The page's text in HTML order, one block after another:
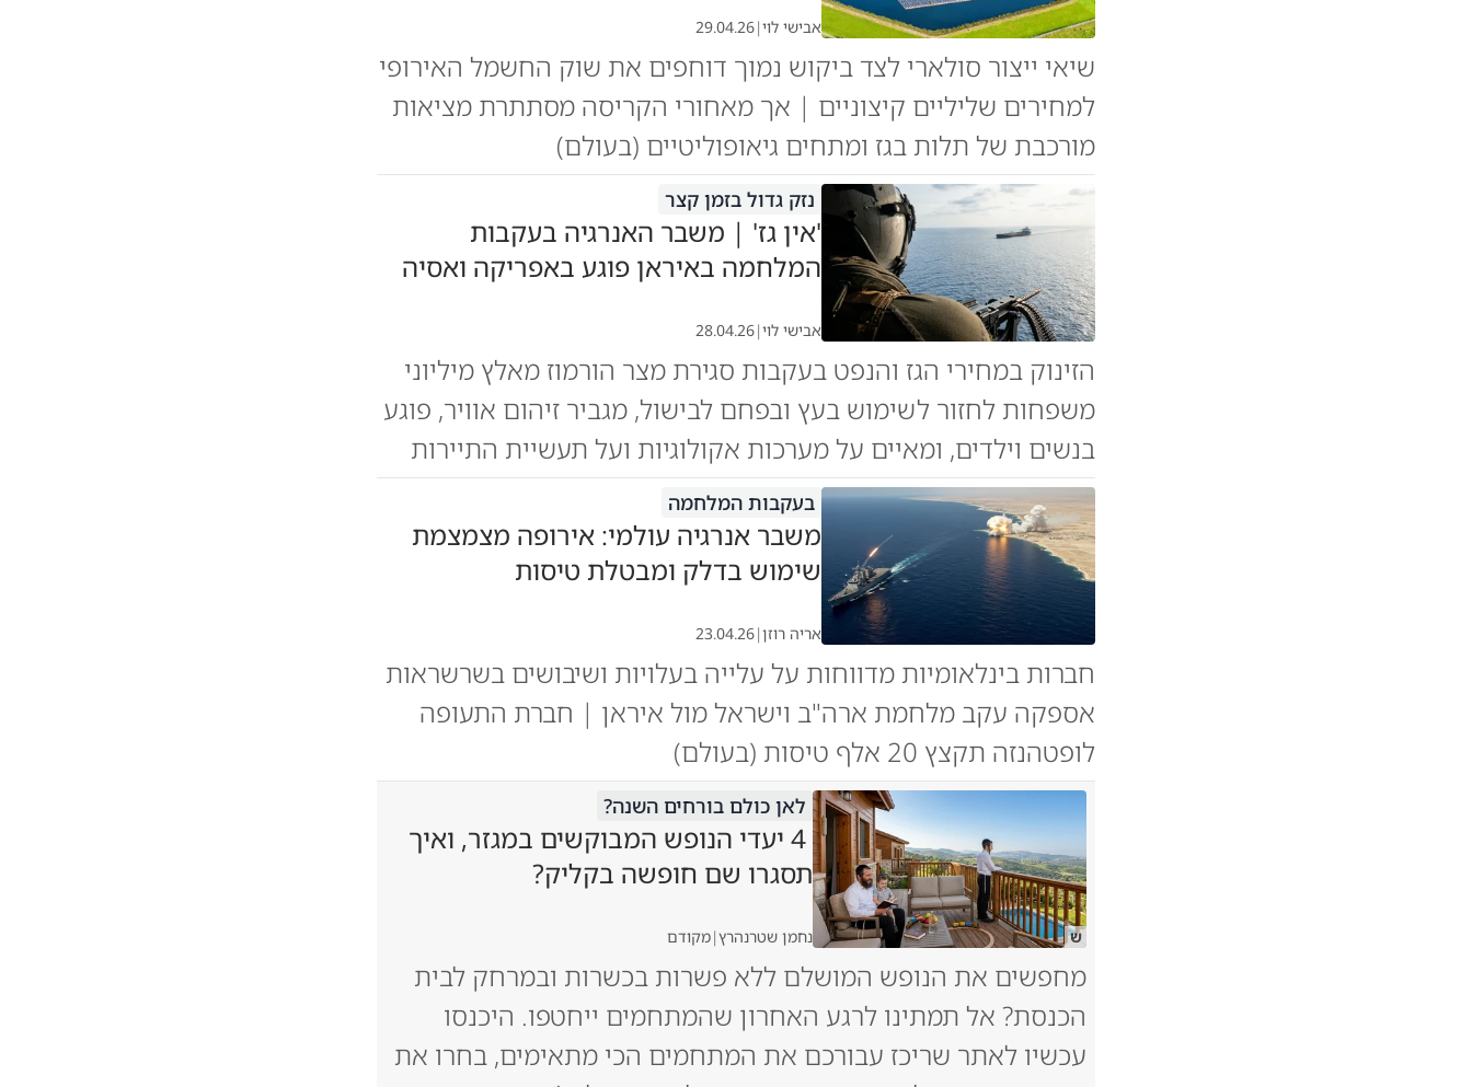
אבישי לוי|
29.04.26
שיאי ייצור סולארי לצד ביקוש נמוך דוחפים את שוק החשמל האירופי
למחירים שליליים קיצוניים | אך מאחורי הקריסה מסתתרת מציאות
מורכבת של תלות בגז ומתחים גיאופוליטיים (בעולם)
נזק גדול בזמן קצר
'אין גז' | משבר האנרגיה בעקבות
המלחמה באיראן פוגע באפריקה ואסיה
אבישי לוי|
28.04.26
הזינוק במחירי הגז והנפט בעקבות סגירת מצר הורמוז מאלץ מיליוני
משפחות לחזור לשימוש בעץ ובפחם לבישול, מגביר זיהום אוויר, פוגע
בנשים וילדים, ומאיים על מערכות אקולוגיות ועל תעשיית התיירות
בעקבות המלחמה
משבר אנרגיה עולמי: אירופה מצמצמת
שימוש בדלק ומבטלת טיסות
אריה רוזן|
23.04.26
חברות בינלאומיות מדווחות על עלייה בעלויות ושיבושים בשרשראות
אספקה עקב מלחמת ארה"ב וישראל מול איראן | חברת התעופה
לופטהנזה תקצץ 20 אלף טיסות (בעולם)
ש
לאן כולם בורחים השנה?
4 יעדי הנופש המבוקשים במגזר, ואיך
תסגרו שם חופשה בקליק?
נחמן שטרנהרץ|מקודם
מחפשים את הנופש המושלם ללא פשרות בכשרות ובמרחק לבית
הכנסת? אל תמתינו לרגע האחרון שהמתחמים ייחטפו. היכנסו
עכשיו לאתר שריכז עבורכם את המתחמים הכי מתאימים, בחרו את